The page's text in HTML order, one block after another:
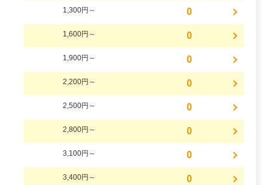
1,300円～ 0
1,600円～ 0
1,900円～ 0
2,200円～ 0
2,500円～ 0
2,800円～ 0
3,100円～ 0
3,400円～ 0